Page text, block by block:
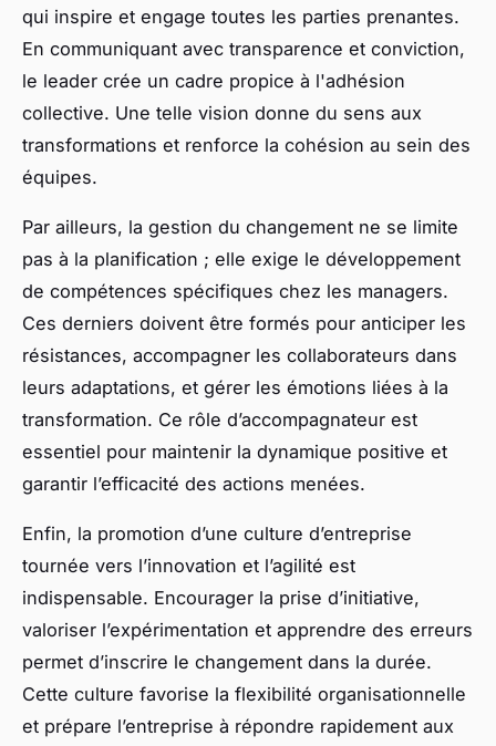
qui inspire et engage toutes les parties prenantes.
En communiquant avec transparence et conviction,
le leader crée un cadre propice à l'adhésion
collective. Une telle vision donne du sens aux
transformations et renforce la cohésion au sein des
équipes.
Par ailleurs, la gestion du changement ne se limite
pas à la planification ; elle exige le développement
de compétences spécifiques chez les managers.
Ces derniers doivent être formés pour anticiper les
résistances, accompagner les collaborateurs dans
leurs adaptations, et gérer les émotions liées à la
transformation. Ce rôle d’accompagnateur est
essentiel pour maintenir la dynamique positive et
garantir l’efficacité des actions menées.
Enfin, la promotion d’une culture d’entreprise
tournée vers l’innovation et l’agilité est
indispensable. Encourager la prise d’initiative,
valoriser l’expérimentation et apprendre des erreurs
permet d’inscrire le changement dans la durée.
Cette culture favorise la flexibilité organisationnelle
et prépare l’entreprise à répondre rapidement aux